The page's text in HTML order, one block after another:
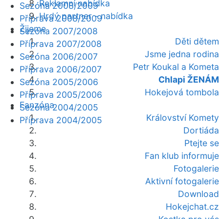
Reklamní nabídka
Hrdý partner - nabídka
Žijeme
Děti dětem
Jsme jedna rodina
Petr Koukal a Kometa
Chlapi ŽENÁM
Hokejová tombola
Fanzóna
Království Komety
Dortiáda
Ptejte se
Fan klub informuje
Fotogalerie
Aktivní fotogalerie
Download
Hokejchat.cz
Sezóna 2008/2009
Příprava 2008/2009
Sezóna 2007/2008
Příprava 2007/2008
Sezóna 2006/2007
Příprava 2006/2007
Sezóna 2005/2006
Příprava 2005/2006
Sezóna 2004/2005
Příprava 2004/2005